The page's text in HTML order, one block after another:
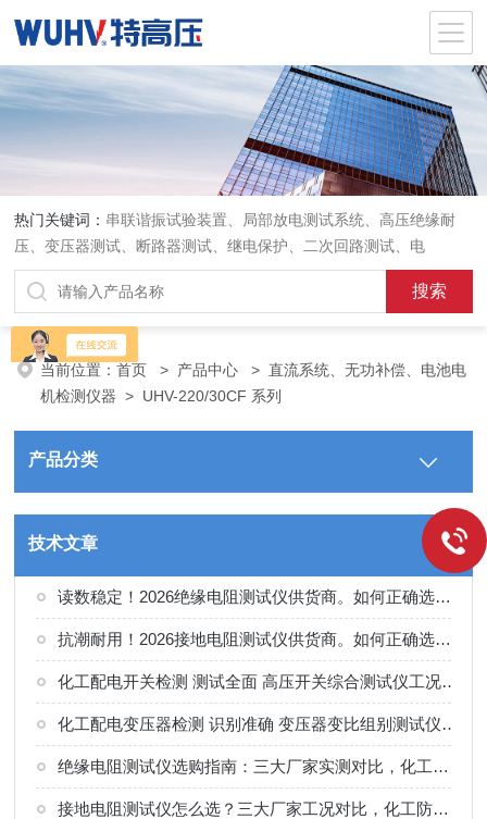
热门关键词： 串联谐振试验装置、局部放电测试系统、高压绝缘耐
压、变压器测试、断路器测试、继电保护、二次回路测试、电
当前位置：首页 > 产品中心 >直流系统、无功补偿、电池电
机检测仪器 > UHV-220/30CF 系列
产品分类
技术文章
读数稳定！2026绝缘电阻测试仪供货商。如何正确选择适合的厂家
抗潮耐用！2026接地电阻测试仪供货商。如何正确选择适合的厂家
化工配电开关检测 测试全面 高压开关综合测试仪工况选型参考
化工配电变压器检测 识别准确 变压器变比组别测试仪工况选型参考
绝缘电阻测试仪选购指南：三大厂家实测对比，化工电气绝缘检测适配
接地电阻测试仪怎么选？三大厂家工况对比，化工防雷接地检测专用